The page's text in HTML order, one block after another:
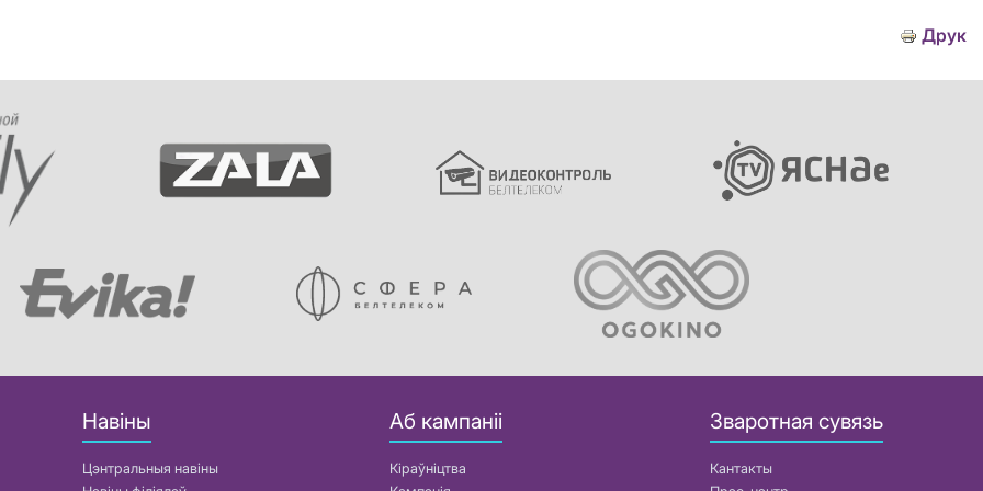
Друк
Навіны
Цэнтральныя навіны
Аб кампаніі
Кіраўніцтва
Зваротная сувязь
Кантакты